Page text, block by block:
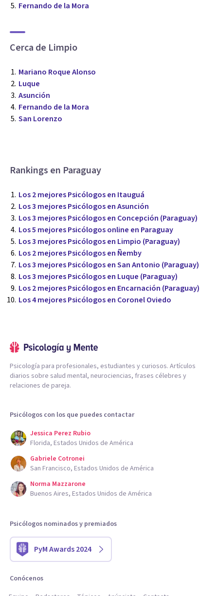
Fernando de la Mora
Cerca de Limpio
Mariano Roque Alonso
Luque
Asunción
Fernando de la Mora
San Lorenzo
Rankings en Paraguay
Los 2 mejores Psicólogos en Itauguá
Los 3 mejores Psicólogos en Asunción
Los 3 mejores Psicólogos en Concepción (Paraguay)
Los 5 mejores Psicólogos online en Paraguay
Los 3 mejores Psicólogos en Limpio (Paraguay)
Los 2 mejores Psicólogos en Ñemby
Los 3 mejores Psicólogos en San Antonio (Paraguay)
Los 3 mejores Psicólogos en Luque (Paraguay)
Los 2 mejores Psicólogos en Encarnación (Paraguay)
Los 4 mejores Psicólogos en Coronel Oviedo
Psicología para profesionales, estudiantes y curiosos. Artículos
diarios sobre salud mental, neurociencias, frases célebres y
relaciones de pareja.
Psicólogos con los que puedes contactar
Jessica Perez Rubio
Florida, Estados Unidos de América
Gabriele Cotronei
San Francisco, Estados Unidos de América
Norma Mazzarone
Buenos Aires, Estados Unidos de América
Psicólogos nominados y premiados
PyM Awards 2024
Conócenos